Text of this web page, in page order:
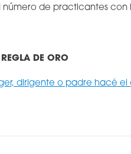
número de practicantes con
REGLA DE ORO
dirigente o padre hacé el